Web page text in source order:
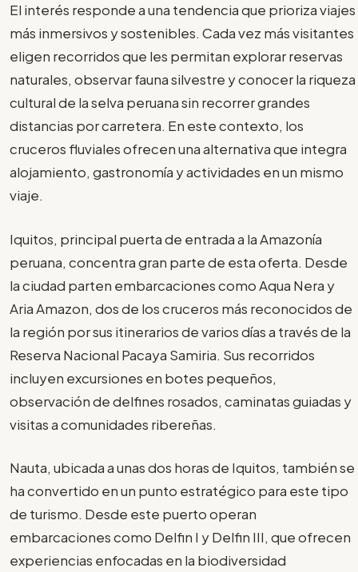
El interés responde a una tendencia que prioriza viajes
más inmersivos y sostenibles. Cada vez más visitantes
eligen recorridos que les permitan explorar reservas
naturales, observar fauna silvestre y conocer la riqueza
cultural de la selva peruana sin recorrer grandes
distancias por carretera. En este contexto, los
cruceros fluviales ofrecen una alternativa que integra
alojamiento, gastronomía y actividades en un mismo
viaje.
Iquitos, principal puerta de entrada a la Amazonía
peruana, concentra gran parte de esta oferta. Desde
la ciudad parten embarcaciones como Aqua Nera y
Aria Amazon, dos de los cruceros más reconocidos de
la región por sus itinerarios de varios días a través de la
Reserva Nacional Pacaya Samiria. Sus recorridos
incluyen excursiones en botes pequeños,
observación de delfines rosados, caminatas guiadas y
visitas a comunidades ribereñas.
Nauta, ubicada a unas dos horas de Iquitos, también se
ha convertido en un punto estratégico para este tipo
de turismo. Desde este puerto operan
embarcaciones como Delfin I y Delfin III, que ofrecen
experiencias enfocadas en la biodiversidad